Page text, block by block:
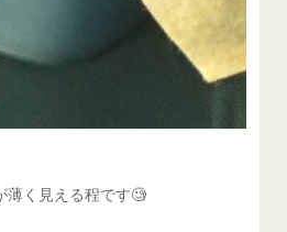
薄く見える程です🧐